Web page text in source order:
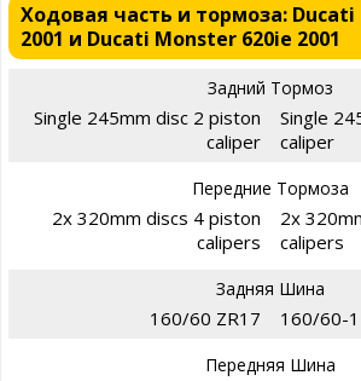
Ходовая часть и тормоза: Ducati
2001 и Ducati Monster 620ie 2001
Задний Тормоз
Single 245mm disc 2 piston
caliper
Single
caliper
Передние Тормоза
2x 320mm discs 4 piston
calipers
2x
calipers
Задняя Шина
160/60 ZR17 160/60-
Передняя Шина